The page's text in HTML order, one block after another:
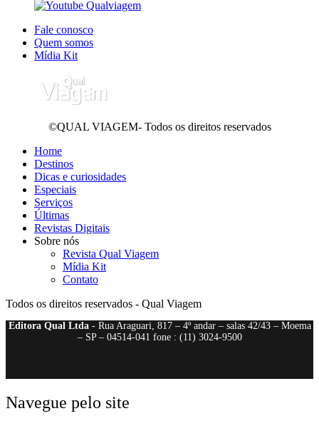
Fale conosco
Quem somos
Mídia Kit
©QUAL VIAGEM- Todos os direitos reservados
Home
Destinos
Dicas e curiosidades
Especiais
Serviços
Últimas
Revistas Digitais
Sobre nós
Revista Qual Viagem
Mídia Kit
Contato
Todos os direitos reservados - Qual Viagem
Editora Qual Ltda- Rua Araguari, 817 – 4º andar – salas 42/43 – Moema
– SP – 04514-041 fone : (11) 3024-9500
Navegue pelo site